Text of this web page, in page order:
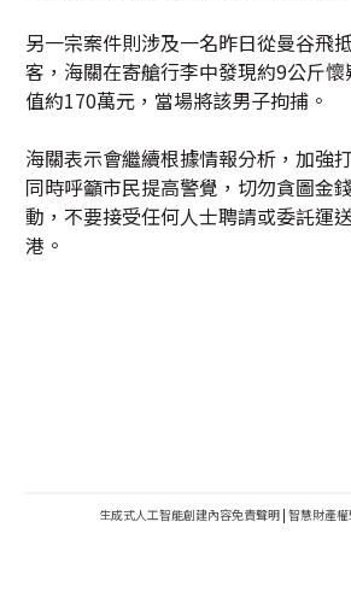
另一宗案件則涉及一名昨日從曼谷飛
客，海關在寄艙行李中發現約9公斤
值約170萬元，當場將該男子拘捕。
海關表示會繼續根據情報分析，加強
同時呼籲市民提高警覺，切勿貪圖金
動，不要接受任何人士聘請或委託運
港。
生成式人工智能創建內容免責聲明 | 智慧財產